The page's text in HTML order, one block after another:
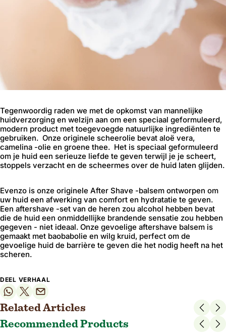
Tegenwoordig raden we met de opkomst van mannelijke
huidverzorging en welzijn aan om een ​​speciaal geformuleerd,
modern product met toegevoegde natuurlijke ingrediënten te
gebruiken. Onze originele scheerolie bevat aloë vera,
camelina -olie en groene thee. Het is speciaal geformuleerd
om je huid een serieuze liefde te geven terwijl je je scheert,
stoppels verzacht en de scheermes over de huid laten glijden.
Evenzo is onze originele After Shave -balsem ontworpen om
uw huid een afwerking van comfort en hydratatie te geven.
Een aftershave -set van de heren zou alcohol hebben bevat
die de huid een onmiddellijke brandende sensatie zou hebben
gegeven - niet ideaal. Onze gevoelige aftershave balsem is
gemaakt met baobabolie en wilg kruid, perfect om de
gevoelige huid de barrière te geven die het nodig heeft na het
scheren.
DEEL VERHAAL
Related Articles
Recommended Products